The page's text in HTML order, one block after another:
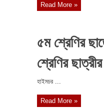
Read More »
৫ম শ্রেণির
শ্রেণির
‎হাইমচর ...
Read More »